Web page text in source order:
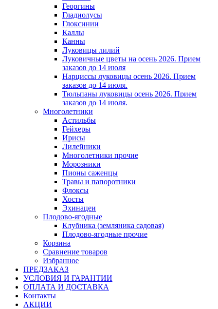
Георгины
Гладиолусы
Глоксинии
Каллы
Канны
Луковицы лилий
Луковичные цветы на осень 2026. Прием
заказов до 14 июля
Нарциссы луковицы осень 2026. Прием
заказов до 14 июля.
Тюльпаны луковицы осень 2026. Прием
заказов до 14 июля.
Многолетники
Астильбы
Гейхеры
Ирисы
Лилейники
Многолетники прочие
Морозники
Пионы саженцы
Травы и папоротники
Флоксы
Хосты
Эхинацеи
Плодово-ягодные
Клубника (земляника садовая)
Плодово-ягодные прочие
Корзина
Сравнение товаров
Избранное
ПРЕДЗАКАЗ
УСЛОВИЯ И ГАРАНТИИ
ОПЛАТА И ДОСТАВКА
Контакты
АКЦИИ